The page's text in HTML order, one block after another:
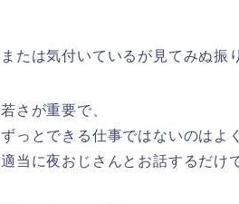
または気付いているが見てみぬ振
若さが重要で、
ずっとできる仕事ではないのはよ
適当に夜おじさんとお話するだけ